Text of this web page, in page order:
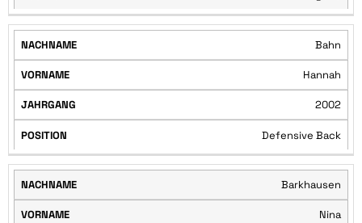
Bahn
Hannah
2002
Defensive Back
Barkhausen
Nina